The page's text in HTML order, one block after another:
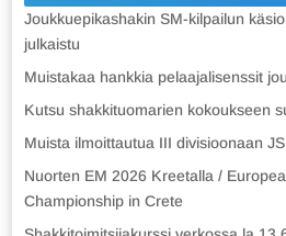
Joukkuepikashakin SM-kilpailun
julkaistu
Muistakaa hankkia pelaajalisenssit
Kutsu shakkituomarien kokoukseen
Muista ilmoittautua III divisioonaan
Nuorten EM 2026 Kreetalla /
Championship in Crete